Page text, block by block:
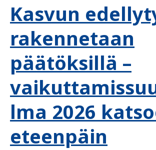
Kasvun
rakennetaan
päätöksillä –
lma 2026
eteenpäin